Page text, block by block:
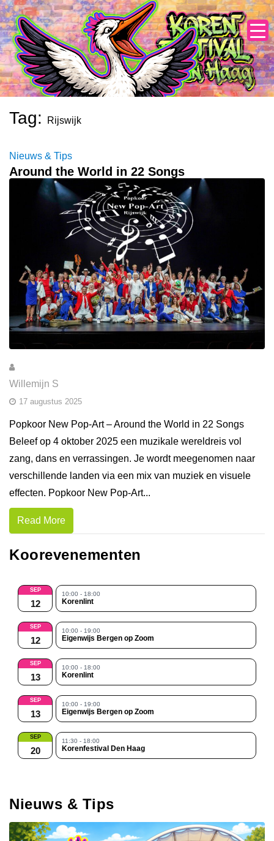
Skip
to
content
Tag: Rijswijk
Nieuws & Tips
Around the World in 22 Songs
Willemijn S
17 augustus 2025
Popkoor New Pop-Art – Around the World in 22 Songs
Beleef op 4 oktober 2025 een muzikale wereldreis vol
zang, dans en verrassingen. Je wordt meegenomen naar
verschillende landen via een mix van muziek en visuele
effecten. Popkoor New Pop-Art...
Read More
Koorevenementen
SEP
12
10:00 - 18:00
Korenlint
SEP
12
10:00 - 19:00
Eigenwijs Bergen op Zoom
SEP
13
10:00 - 18:00
Korenlint
SEP
13
10:00 - 19:00
Eigenwijs Bergen op Zoom
SEP
20
11:30 - 18:00
Korenfestival Den Haag
Nieuws & Tips